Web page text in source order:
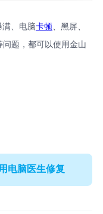
、电脑卡顿、黑屏、
问题，都可以使用金山
电脑医生修复